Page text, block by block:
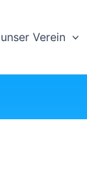
unser Verein